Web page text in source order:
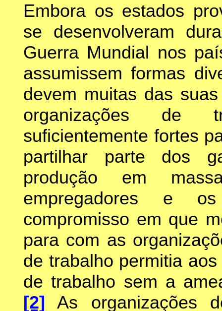
Embora os estados
se desenvolveram
Guerra Mundial nos
assumissem formas
devem muitas das
organizações de
suficientemente fortes
partilhar parte dos
produção em
empregadores e
compromisso em que
para com as
de trabalho permitia
de trabalho sem a
[2] As organizações